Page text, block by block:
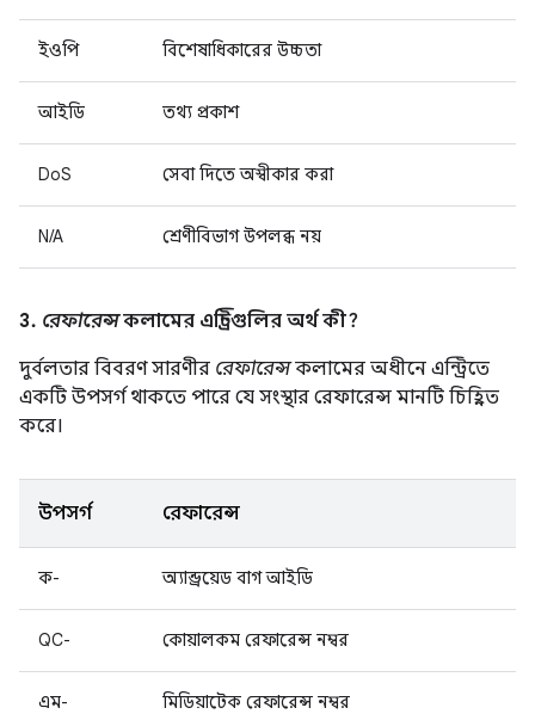
ইওপি বিশেষাধিকারের উচ্চতা
আইডি তথ্য প্রকাশ
DoS সেবা দিতে অস্বীকার করা
N/A শ্রেণীবিভাগ উপলব্ধ নয়
3. রেফারেন্সকলামের এন্ট্রিগুলির অর্থ কী?
দুর্বলতার বিবরণ সারণীর রেফারেন্সকলামের অধীনে এন্ট্রিতে
একটি উপসর্গ থাকতে পারে যে সংস্থার রেফারেন্স মানটি চিহ্নিত
করে।
উপসর্গ রেফারেন্স
ক- অ্যান্ড্রয়েড বাগ আইডি
QC- কোয়ালকম রেফারেন্স নম্বর
এম- মিডিয়াটেক রেফারেন্স নম্বর